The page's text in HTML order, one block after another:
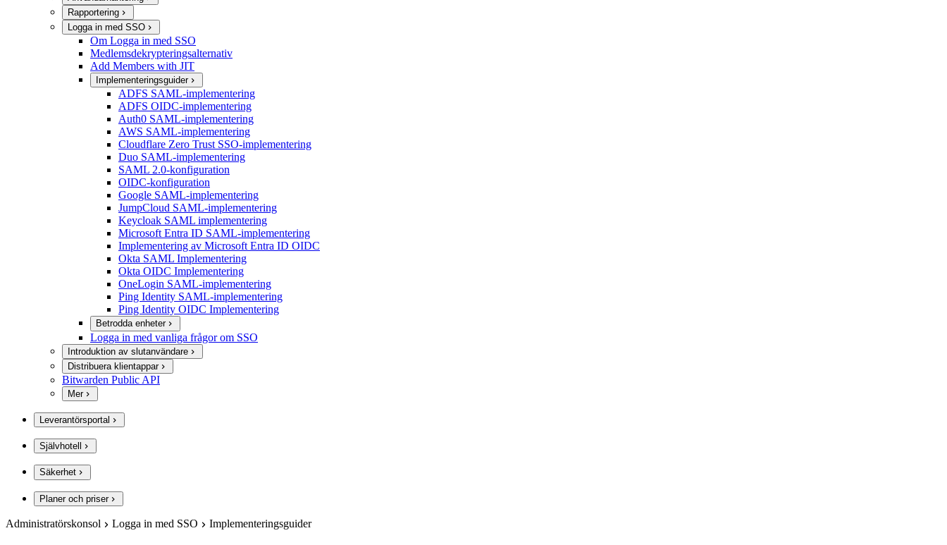
Rapportering
Logga in med SSO
Om Logga in med SSO
Medlemsdekrypteringsalternativ
Add Members with JIT
Implementeringsguider
ADFS SAML-implementering
ADFS OIDC-implementering
Auth0 SAML-implementering
AWS SAML-implementering
Cloudflare Zero Trust SSO-implementering
Duo SAML-implementering
SAML 2.0-konfiguration
OIDC-konfiguration
Google SAML-implementering
JumpCloud SAML-implementering
Keycloak SAML implementering
Microsoft Entra ID SAML-implementering
Implementering av Microsoft Entra ID OIDC
Okta SAML Implementering
Okta OIDC Implementering
OneLogin SAML-implementering
Ping Identity SAML-implementering
Ping Identity OIDC Implementering
Betrodda enheter
Logga in med vanliga frågor om SSO
Introduktion av slutanvändare
Distribuera klientappar
Bitwarden Public API
Mer
Leverantörsportal
Självhotell
Säkerhet
Planer och priser
Administratörskonsol Logga in med SSO Implementeringsguider